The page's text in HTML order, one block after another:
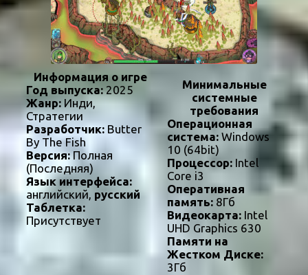
Информация о игре
Год выпуска:2025
Жанр:Инди,
Стратегии
Разработчик: Butter
By The Fish
Версия:Полная
(Последняя)
Язык интерфейса:
английский, русский
Таблетка:
Присутствует
Минимальные
системные
требования
Операционная
система:Windows
10 (64bit)
Процессор:Intel
Core i3
Оперативная
память:8Гб
Видеокарта:Intel
UHD Graphics 630
Памяти на
Жестком Диске:
3Гб